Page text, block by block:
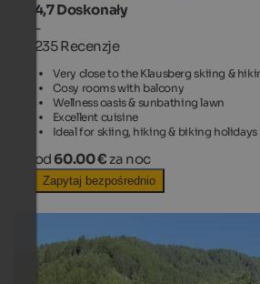
4,7Doskonały
-
235 Recenzje
Very close to the Klausberg skiing &
Cosy rooms with balcony
Wellness oasis & sunbathing lawn
Excellent cuisine
Ideal for skiing, hiking & biking holidays
od 60.00 € za noc
Zapytaj bezpośrednio